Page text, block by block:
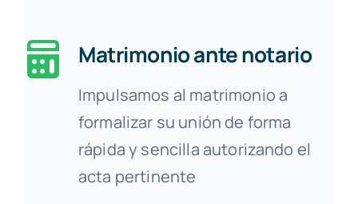
Matrimonio ante notario
Impulsamos al matrimonio a
formalizar su unión de forma
rápida y sencilla autorizando el
acta pertinente